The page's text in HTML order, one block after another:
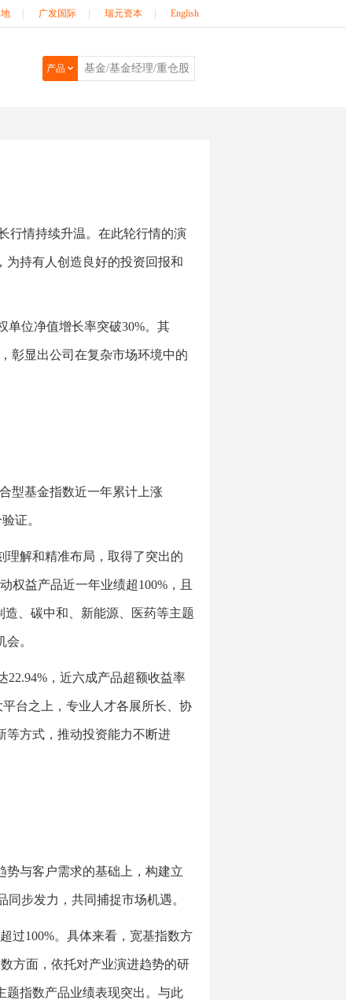
广发国际 瑞元资本 English
产品
情持续升温。在此轮行情的演
为持有人创造良好的投资回报和
位净值增长率突破30%。其
彰显出公司在复杂市场环境中的
型基金指数近一年累计上涨
证。
解和精准布局，取得了突出的
权益产品近一年业绩超100%，且
、碳中和、新能源、医药等主题
。
，近六成产品超额收益率
台之上，专业人才各展所长、协
等方式，推动投资能力不断进
与客户需求的基础上，构建立
步发力，共同捕捉市场机遇。
过100%。具体来看，宽基指数方
方面，依托对产业演进趋势的研
题指数产品业绩表现突出。与此